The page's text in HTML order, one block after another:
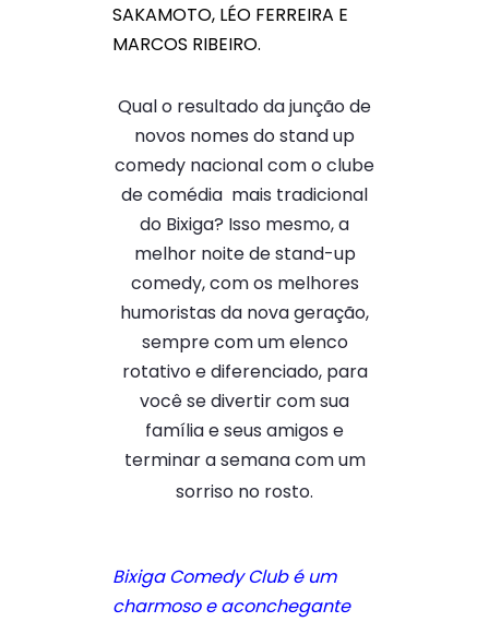
SAKAMOTO, LÉO FERREIRA E
MARCOS RIBEIRO.
Qual o resultado da junção de
novos nomes do stand up
comedy nacional com o clube
de comédia mais tradicional
do Bixiga? Isso mesmo, a
melhor noite de stand-up
comedy, com os melhores
humoristas da nova geração,
sempre com um elenco
rotativo e diferenciado, para
você se divertir com sua
família e seus amigos e
terminar a semana com um
sorriso no rosto.
Bixiga Comedy Club é um
charmoso e aconchegante